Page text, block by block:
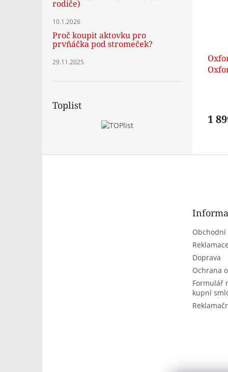
rodiče)
10.1.2026
Proč koupit aktovku pro
prvňáčka pod stromeček?
29.11.2025
Toplist
1
Doprava
Ochrana
Formulář
kupní